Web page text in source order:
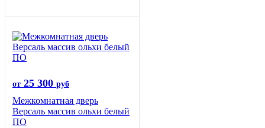
от 25 300 руб
Межкомнатная дверь
Версаль массив ольхи белый
ПО